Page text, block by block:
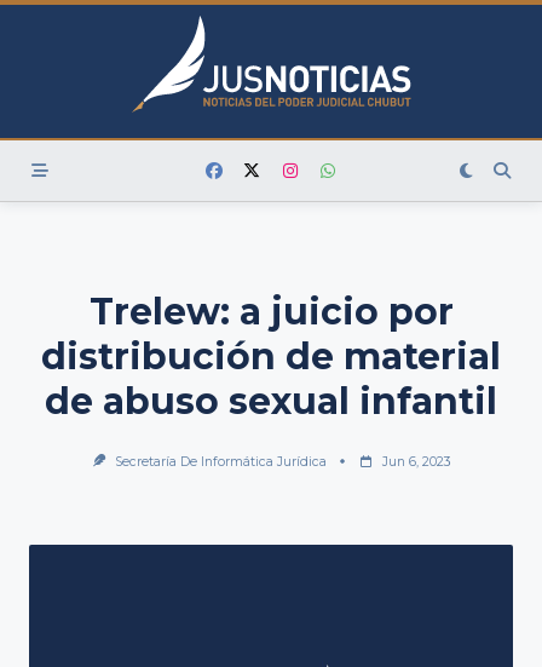
Skip
Trelew: a juicio por
distribución de material
de abuso sexual infantil
Secretaría De Informática Jurídica Jun 6, 2023